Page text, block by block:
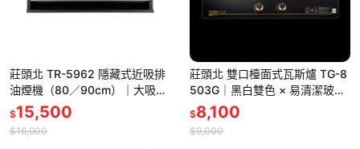
莊頭北 TR-5962 隱藏式近吸排
油煙機（80／90cm）｜大吸
力・簡約美型－－－含基本標準
安裝
$15,500
$16,900
莊頭北 雙口檯面式瓦斯爐 TG-8
503G｜黑白雙色 × 易清潔玻璃
面－－－-含基本標準安裝
$8,100
$9,000